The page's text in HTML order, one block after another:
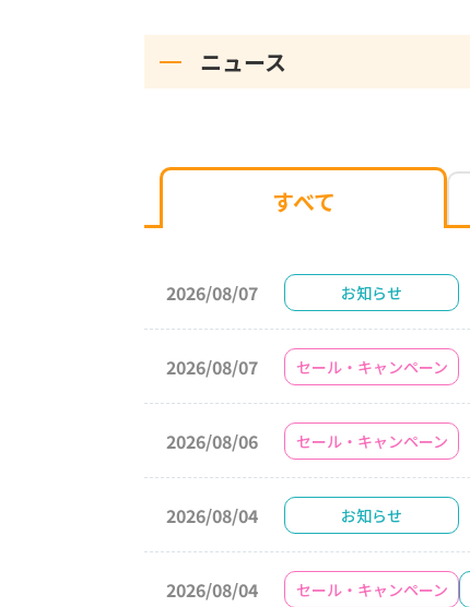
ニュース
すべて
2026/08/07 お知らせ
2026/08/07 セール・キャンペーン
2026/08/06 セール・キャンペーン
2026/08/04 お知らせ
2026/08/04 セール・キャンペーン